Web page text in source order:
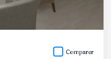
Comparer